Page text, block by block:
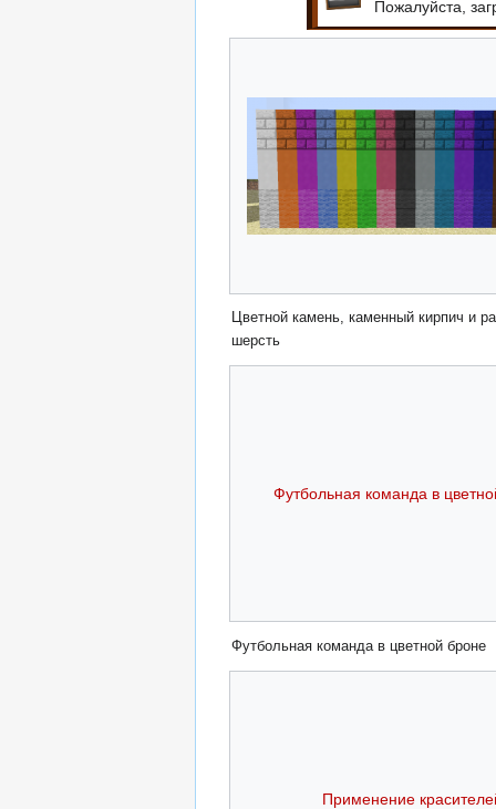
Пожалуйста,
Цветной камень, каменный кирпич и
шерсть
Футбольная команда в
Футбольная команда в цветной броне
Применение